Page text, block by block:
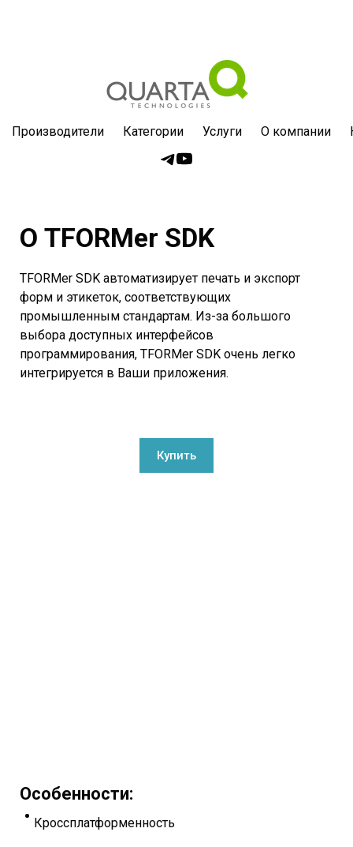
Производители Категории Услуги О компании
О TFORMer SDK
TFORMer SDK автоматизирует печать и экспорт
форм и этикеток, соответствующих
промышленным стандартам. Из-за большого
выбора доступных интерфейсов
программирования, TFORMer SDK очень легко
интегрируется в Ваши приложения.
Купить
Особенности:
Кроссплатформенность